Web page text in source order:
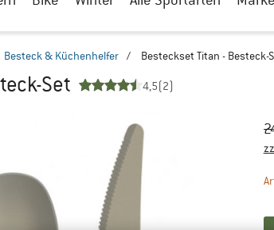
Besteck & Küchenhelfer / Besteckset Titan - Besteck-
Set 4,5(2)